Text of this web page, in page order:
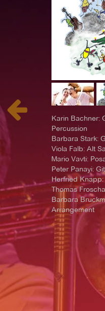
Karin Bachner:
Percussion
Barbara Stark:
Viola Falb: Alt
Mario Vavti:
Peter Panayi:
Herfried
Thomas
Barbara
Arrangement